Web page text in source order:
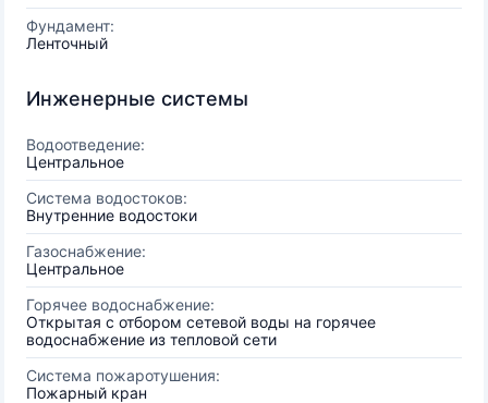
Фундамент:
Ленточный
Инженерные системы
Водоотведение:
Центральное
Система водостоков:
Внутренние водостоки
Газоснабжение:
Центральное
Горячее водоснабжение:
Открытая с отбором сетевой воды на горячее
водоснабжение из тепловой сети
Система пожаротушения:
Пожарный кран